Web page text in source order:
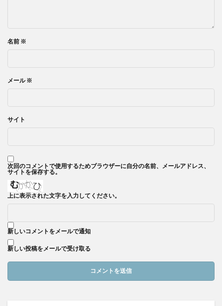
名前 ※
メール※
サイト
次回のコメントで使用するためブラウザーに自分の名前、メールアドレス、
サイトを保存する。
上に表示された文字を入力してください。
新しいコメントをメールで通知
新しい投稿をメールで受け取る